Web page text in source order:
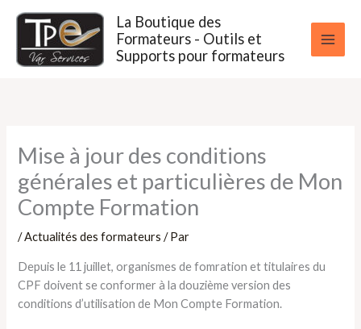
contenu
La Boutique des
Formateurs - Outils et
Supports pour formateurs
Mise à jour des conditions
générales et particulières de Mon
Compte Formation
/Actualités des formateurs / Par
Depuis le 11 juillet, organismes de fomration et titulaires du
CPF doivent se conformer à la douzième version des
conditions d’utilisation de Mon Compte Formation.